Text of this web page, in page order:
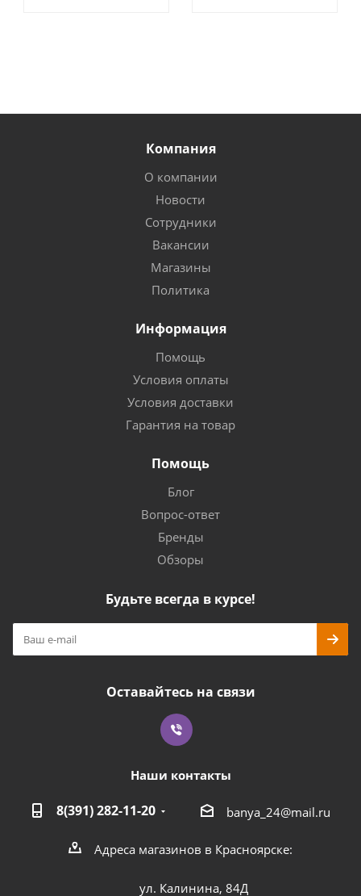
Компания
О компании
Новости
Сотрудники
Вакансии
Магазины
Политика
Информация
Помощь
Условия оплаты
Условия доставки
Гарантия на товар
Помощь
Блог
Вопрос-ответ
Бренды
Обзоры
Будьте всегда в курсе!
Оставайтесь на связи
Наши контакты
8(391) 282-11-20 banya_24@mail.ru
Адреса магазинов в Красноярске:
ул. Калинина, 84Д